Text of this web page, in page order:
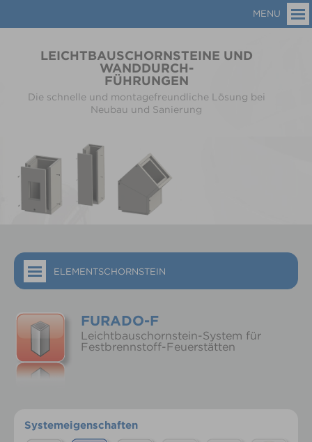
MENU
LEICHTBAUSCHORNSTEINE UND
WANDDURCH-
FÜHRUNGEN
Die schnelle und montagefreundliche Lösung bei
Neubau und Sanierung
ELEMENTSCHORNSTEIN
FURADO-F
Leichtbauschornstein-System für
Festbrennstoff-Feuerstätten
Systemeigenschaften